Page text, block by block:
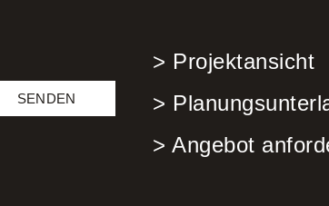
SENDEN
> Projektansicht
>
> Angebot